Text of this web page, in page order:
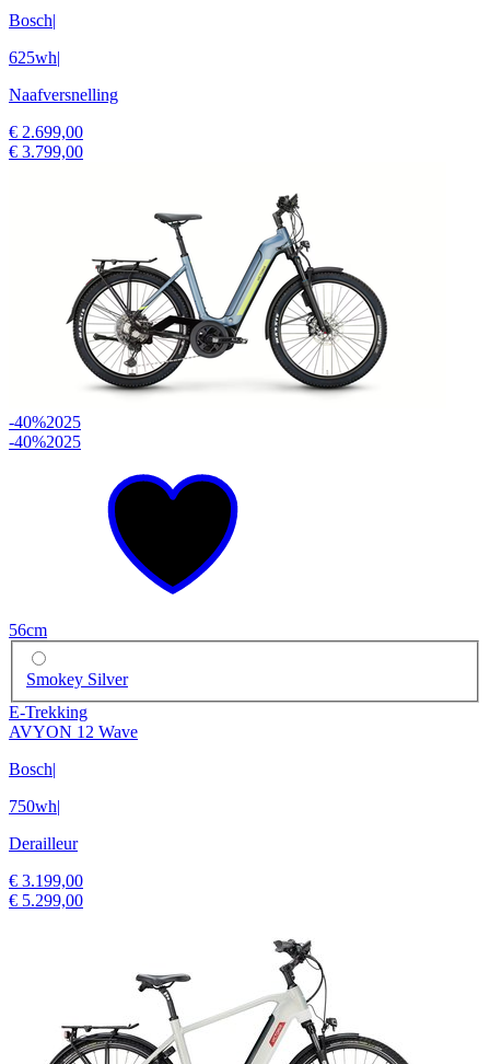
Bosch|
625wh|
Naafversnelling
€ 2.699,00
€ 3.799,00
-40%2025
-40%2025
56cm
Smokey Silver
E-Trekking
AVYON 12 Wave
Bosch|
750wh|
Derailleur
€ 3.199,00
€ 5.299,00